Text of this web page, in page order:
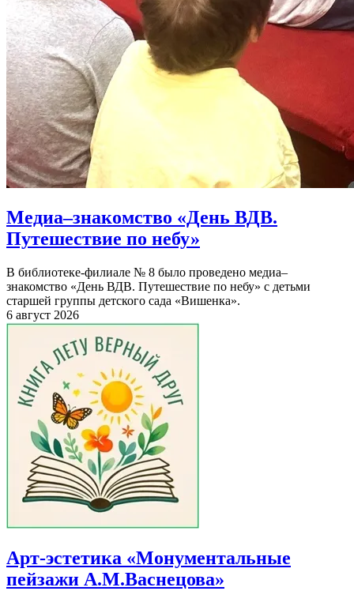
Медиа–знакомство «День ВДВ.
Путешествие по небу»
В библиотеке-филиале № 8 было проведено медиа–
знакомство «День ВДВ. Путешествие по небу» с детьми
старшей группы детского сада «Вишенка».
6 август 2026
Арт-эстетика «Монументальные
пейзажи А.М.Васнецова»